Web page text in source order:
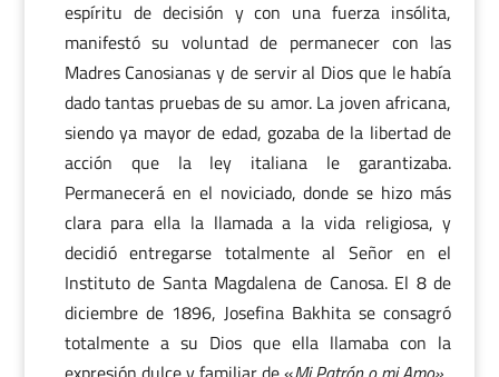
espíritu de decisión y con una fuerza insólita,
manifestó su voluntad de permanecer con las
Madres Canosianas y de servir al Dios que le había
dado tantas pruebas de su amor. La joven africana,
siendo ya mayor de edad, gozaba de la libertad de
acción que la ley italiana le garantizaba.
Permanecerá en el noviciado, donde se hizo más
clara para ella la llamada a la vida religiosa, y
decidió entregarse totalmente al Señor en el
Instituto de Santa Magdalena de Canosa. El 8 de
diciembre de 1896, Josefina Bakhita se consagró
totalmente a su Dios que ella llamaba con la